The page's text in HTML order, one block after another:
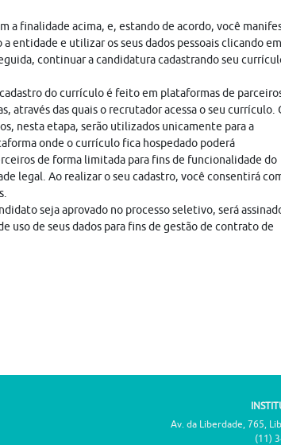
a finalidade acima, e, estando de acordo, você
entidade e utilizar os seus dados pessoais clicando em
continuar a candidatura cadastrando seu
do currículo é feito em plataformas de
através das quais o recrutador acessa o seu currículo.
nesta etapa, serão utilizados unicamente para a
onde o currículo fica hospedado poderá
de forma limitada para fins de funcionalidade do
legal. Ao realizar o seu cadastro, você consentirá
seja aprovado no processo seletivo, será
uso de seus dados para fins de gestão de contrato de
Av. da Liberdade, 765,
(11)